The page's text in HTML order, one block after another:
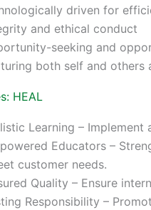
driven for
and ethical conduct
seeking and
both self and others
HEAL
Learning –
Educators –
customer needs.
Quality – Ensure
Responsibility –